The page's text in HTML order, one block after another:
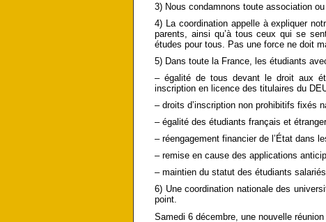
3) Nous condamnons toute association
4) La coordination appelle à expliquer
parents, ainsi qu’à tous ceux qui se
études pour tous. Pas une force ne doit
5) Dans toute la France, les étudiants
– égalité de tous devant le droit aux
inscription en licence des titulaires du
– droits d’inscription non prohibitifs fixés
– égalité des étudiants français et
– réengagement financier de l’État dans
– remise en cause des applications
– maintien du statut des étudiants
6) Une coordination nationale des
point.
Samedi 6 décembre, une nouvelle